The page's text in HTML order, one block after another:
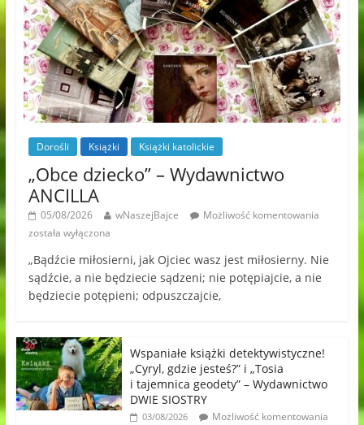
Dorośli Książki Książki katolickie
„Obce dziecko” – Wydawnictwo
ANCILLA
05/08/2026 wNaszejBajce
Możliwość komentowania
została wyłączona
„Bądźcie miłosierni, jak Ojciec wasz jest miłosierny. Nie
sądźcie, a nie będziecie sądzeni; nie potępiajcie, a nie
będziecie potępieni; odpuszczajcie,
Wspaniałe książki detektywistyczne!
„Cyryl, gdzie jesteś?” i „Tosia
i tajemnica geodety” – Wydawnictwo
DWIE SIOSTRY
03/08/2026
Możliwość komentowania